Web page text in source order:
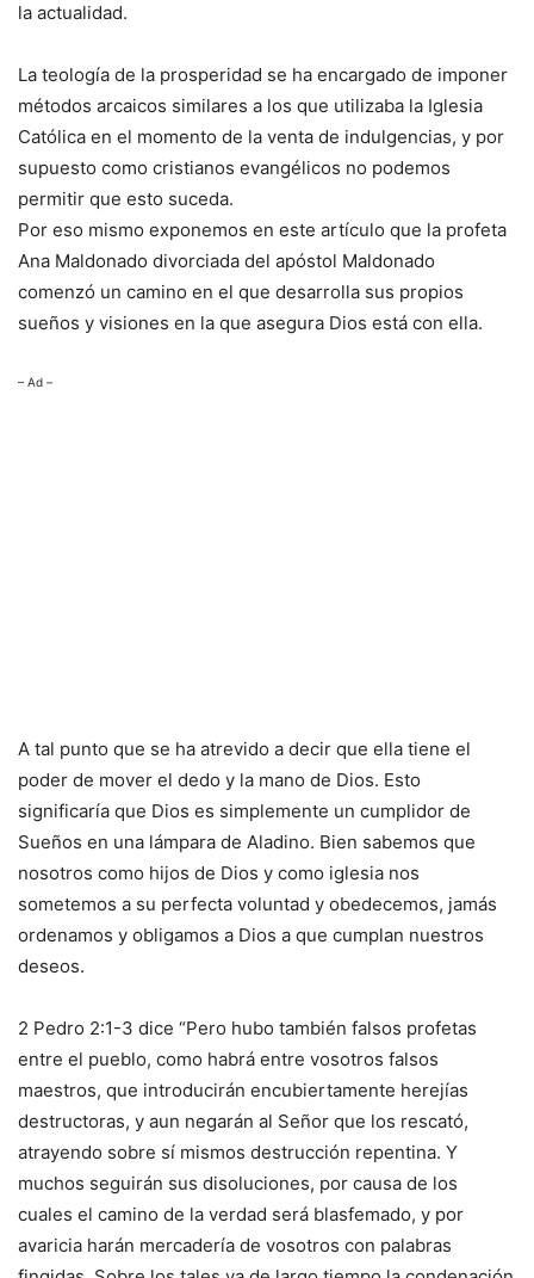
la actualidad.
La teología de la prosperidad se ha encargado de imponer
métodos arcaicos similares a los que utilizaba la Iglesia
Católica en el momento de la venta de indulgencias, y por
supuesto como cristianos evangélicos no podemos
permitir que esto suceda.
Por eso mismo exponemos en este artículo que la profeta
Ana Maldonado divorciada del apóstol Maldonado
comenzó un camino en el que desarrolla sus propios
sueños y visiones en la que asegura Dios está con ella.
– Ad –
A tal punto que se ha atrevido a decir que ella tiene el
poder de mover el dedo y la mano de Dios. Esto
significaría que Dios es simplemente un cumplidor de
Sueños en una lámpara de Aladino. Bien sabemos que
nosotros como hijos de Dios y como iglesia nos
sometemos a su perfecta voluntad y obedecemos, jamás
ordenamos y obligamos a Dios a que cumplan nuestros
deseos.
2 Pedro 2:1-3 dice “Pero hubo también falsos profetas
entre el pueblo, como habrá entre vosotros falsos
maestros, que introducirán encubiertamente herejías
destructoras, y aun negarán al Señor que los rescató,
atrayendo sobre sí mismos destrucción repentina. Y
muchos seguirán sus disoluciones, por causa de los
cuales el camino de la verdad será blasfemado, y por
avaricia harán mercadería de vosotros con palabras